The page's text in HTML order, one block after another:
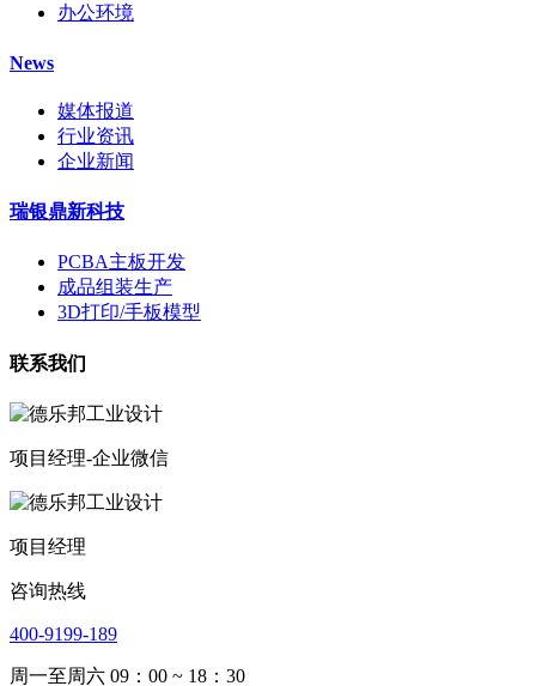
办公环境
News
媒体报道
行业资讯
企业新闻
瑞银鼎新科技
PCBA主板开发
成品组装生产
3D打印/手板模型
联系我们
项目经理-企业微信
项目经理
咨询热线
400-9199-189
周一至周六 09：00 ~ 18：30